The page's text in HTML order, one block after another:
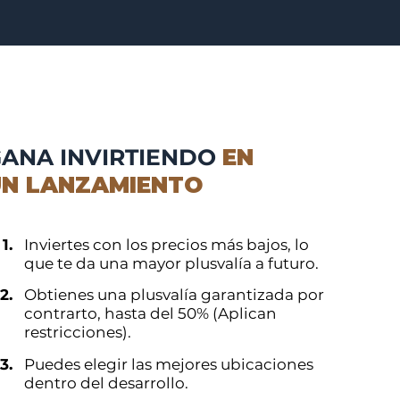
INVIRTIENDO EN
LANZAMIENTO
1.
Inviertes con los precios más bajos, lo
que te da una mayor plusvalía a futuro.
2.
Obtienes una plusvalía garantizada por
contrarto, hasta del 50% (Aplican
restricciones).
3.
Puedes elegir las mejores ubicaciones
dentro del desarrollo.